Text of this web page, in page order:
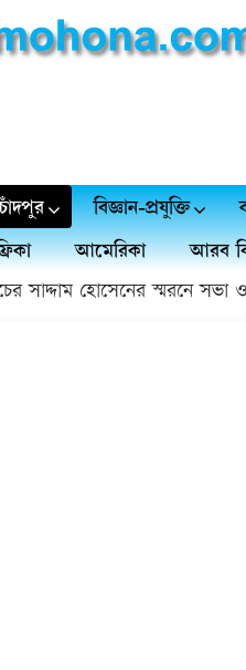
চাঁদপুর বিজ্ঞান-প্রযুক্তি
আমেরিকা আরব
হোসেনের স্মরনে সভা ও দোয়া